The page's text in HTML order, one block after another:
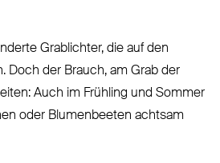
Grablichter, die auf den
Doch der Brauch, am Grab der
Auch im Frühling und Sommer
oder Blumenbeeten achtsam